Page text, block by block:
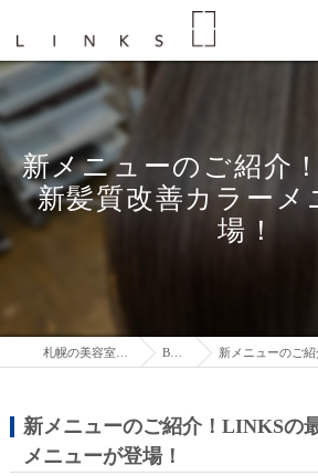
新メニューのご紹介
新髪質改善カラーメ
場！
札幌の美容室はLINKS BLOG 新メニューのご紹介！
新メニューのご紹介！LINKSの
メニューが登場！